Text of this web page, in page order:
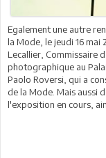
Egalement une autre
la Mode, le jeudi 16 mai
Lecallier, Commissaire
photographique au
Paolo Roversi, qui a
de la Mode. Mais aussi
l'exposition en cours,